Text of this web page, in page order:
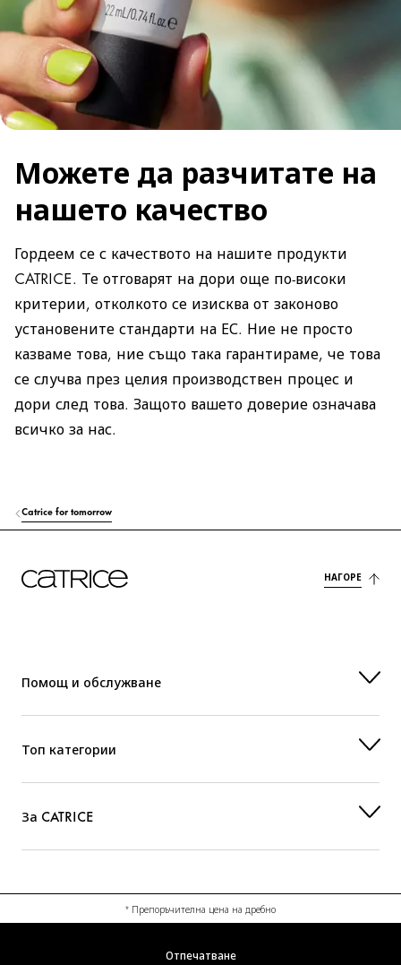
Можете да разчитате на
нашето качество
Гордеем се с качеството на нашите продукти
CATRICE. Те отговарят на дори още по-високи
критерии, отколкото се изисква от законово
установените стандарти на ЕС. Ние не просто
казваме това, ние също така гарантираме, че това
се случва през целия производствен процес и
дори след това. Защото вашето доверие означава
всичко за нас.
Catrice for tomorrow
НАГОРЕ
Помощ и обслужване
Топ категории
За CATRICE
* Препоръчителна цена на дребно
Отпечатване